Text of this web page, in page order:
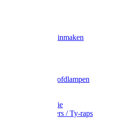
Wecken & inmaken
Zak- & Hoofdlampen
Tape en folie
Kabelbinders / Ty-raps